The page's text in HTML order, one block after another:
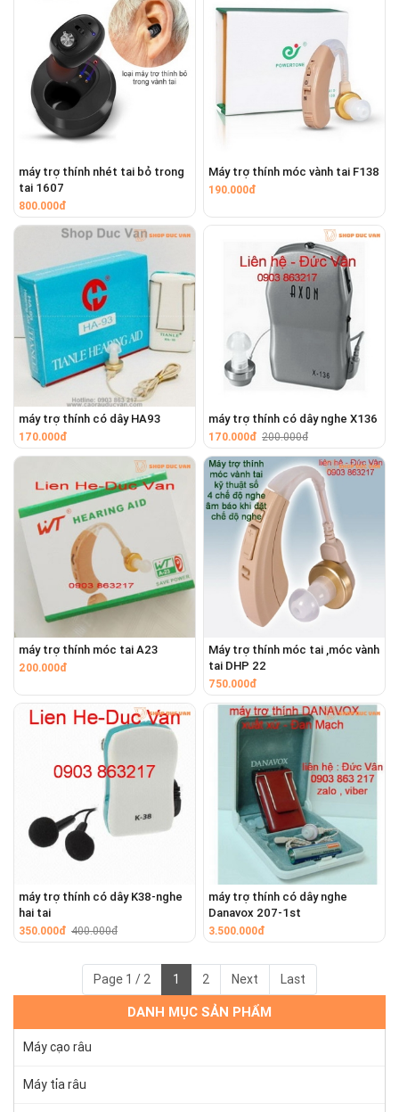
DANH MỤC SẢN PHẨM
Máy cạo râu
Máy tỉa râu
máy trợ thính nhét tai bỏ trong
tai 1607
800.000đ
Máy trợ thính móc vành tai F138
190.000đ
máy trợ thính có dây HA93
170.000đ
máy trợ thính có dây nghe X136
170.000đ 200.000đ
máy trợ thính móc tai A23
200.000đ
Máy trợ thính móc tai ,móc vành
tai DHP 22
750.000đ
máy trợ thính có dây K38-nghe
hai tai
350.000đ 400.000đ
máy trợ thính có dây nghe
Danavox 207-1st
3.500.000đ
Page 1 / 2 1 2 Next Last